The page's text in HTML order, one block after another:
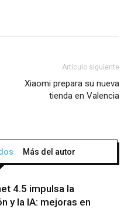
Artículo siguiente
Xiaomi prepara su nueva
tienda en Valencia
Más del autor
4.5 impulsa la
y la IA: mejoras en